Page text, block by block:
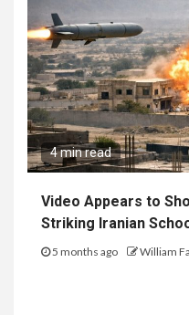
4 min read
Video Appears to
Striking Iranian
5 months ago William